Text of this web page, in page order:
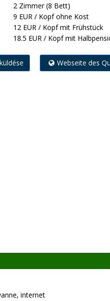
2 Zimmer (8 Bett)
9 EUR / Kopf ohne Kost
12 EUR / Kopf mit Frühstück
18.5 EUR / Kopf mit
Webseite des
internet